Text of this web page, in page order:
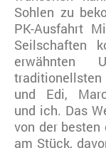
Sohlen zu
PK-Ausfahrt
Seilschaften
erwähnten
und Edi,
und ich. Das
von der
am Stück,